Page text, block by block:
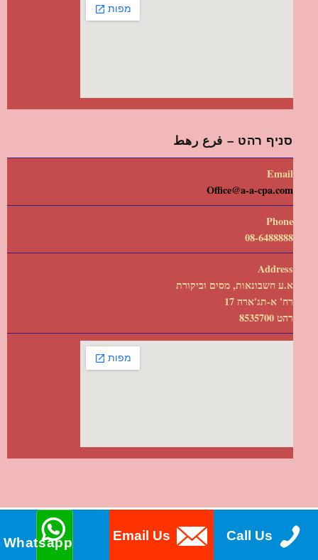
סניף רהט – فرع رهط
Email
Office@a-a-cpa.com
Phone
08-6488888
Address
א.ע חשבונאות, מסים וביקורת
רח' א-תג'ארה 17
רהט 8535700
Call Us
Email Us
Whatsapp